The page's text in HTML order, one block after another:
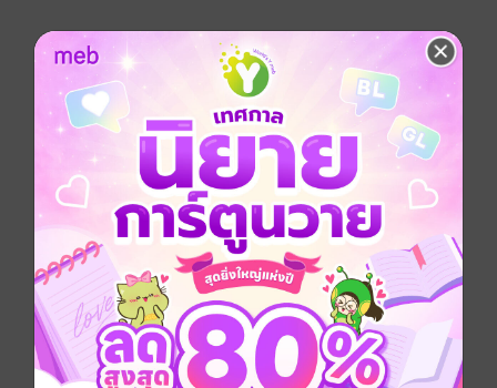
อยากได้ ซื้อเป็นของขวัญ แชร์
ข่าวหุ้น วันพฤหัสบดีที่ 27 มิถุนายน พ.ศ.2562
ประเภทไฟล์
วันที่วางขาย 26 มิถุนายน 2562
ความยาว
ราคาปก 15 บาท